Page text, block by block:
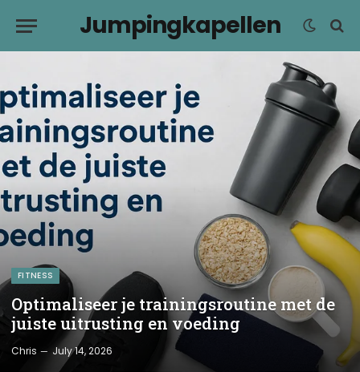
Jumpingkapellen
FITNESS
Optimaliseer je trainingsroutine met de
juiste uitrusting en voeding
Chris July 14, 2026